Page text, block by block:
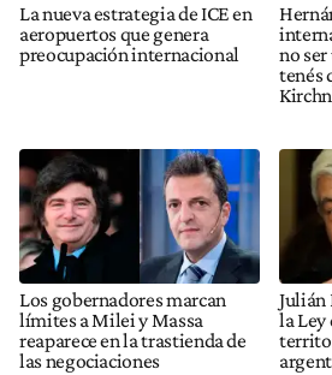
La nueva estrategia de ICE en
aeropuertos que genera
preocupación internacional
no
tenés
Los gobernadores marcan
límites a Milei y Massa
reaparece en la trastienda de
las negociaciones
Julián
la Ley